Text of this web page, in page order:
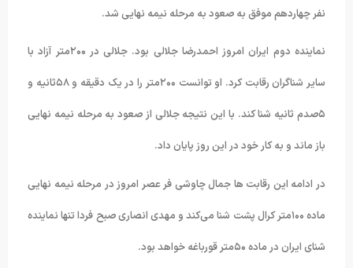
نفر چهاردهم موفق به صعود به مرحله نیمه نهایی شد.
نماینده دوم ایران امروز احمدرضا جلالی بود. جلالی در ۲۰۰متر آزاد با
سایر شناگران رقابت کرد. او توانست ۲۰۰متر را در یک دقیقه و ۵۸ثانیه و
۵صدم ثانیه شنا کند. با این نتیجه جلالی از صعود به مرحله نیمه نهایی
باز ماند و به کار خود در این روز پایان داد.
در ادامه این رقابت ها جمال چاوشی فر عصر امروز در مرحله نیمه نهایی
ماده ۱۰۰متر کرال پشت شنا می‌کند و مهدی انصاری صبح فردا تنها نماینده
شنای ایران در ماده ۵۰متر قورباغه خواهد بود.